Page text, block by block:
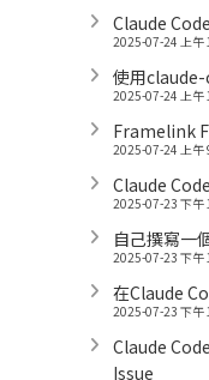
Claude
2025-07-24 上午
使用
2025-07-24 上午
Framelink
2025-07-24 上午
Claude
2025-07-23 下午
自己撰寫一
2025-07-23 下午
在Claude
2025-07-23 下午
Claude
Issue